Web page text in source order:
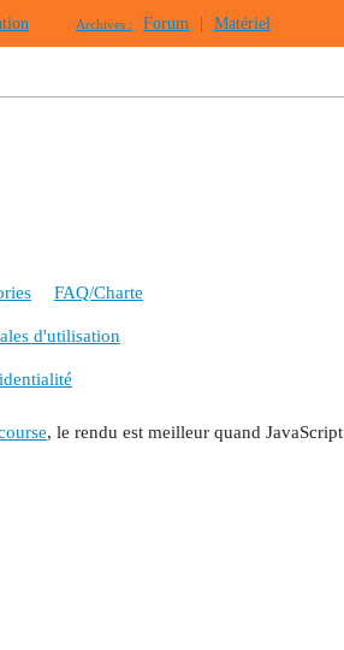
Archives : Forum Matériel
FAQ/Charte
d'utilisation
, le rendu est meilleur quand JavaScript